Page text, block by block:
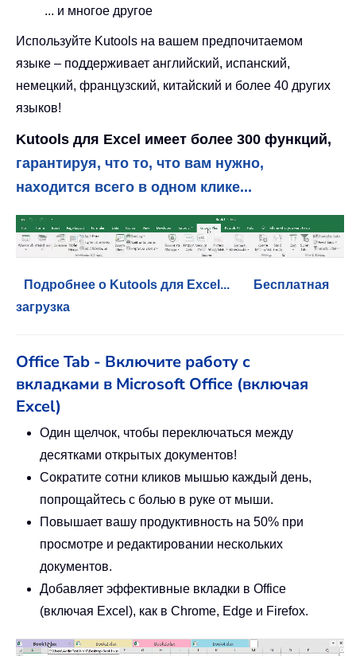
... и многое другое
Используйте Kutools на вашем предпочитаемом
языке – поддерживает английский, испанский,
немецкий, французский, китайский и более 40 других
языков!
Kutools для Excel имеет более 300 функций,
гарантируя, что то, что вам нужно,
находится всего в одном клике...
Подробнее о Kutools для Excel...
Бесплатная
загрузка
Office Tab - Включите работу с
вкладками в Microsoft Office (включая
Excel)
Один щелчок, чтобы переключаться между
десятками открытых документов!
Сократите сотни кликов мышью каждый день,
попрощайтесь с болью в руке от мыши.
Повышает вашу продуктивность на 50% при
просмотре и редактировании нескольких
документов.
Добавляет эффективные вкладки в Office
(включая Excel), как в Chrome, Edge и Firefox.